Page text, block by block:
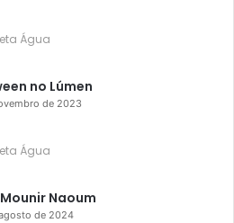
Água
no Lúmen
de 2023
Água
Naoum
de 2024